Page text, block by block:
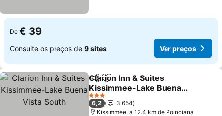
De € 39
Consulte os preços de 9 sites Ver preços
PartilharAdicionar aos favoritos
Clarion Inn & Suites
Kissimmee-Lake Buena
Vista South
Ver preços
3 Estrelas
6,2
3.654
Kissimmee, a 12.4 km de Poinciana